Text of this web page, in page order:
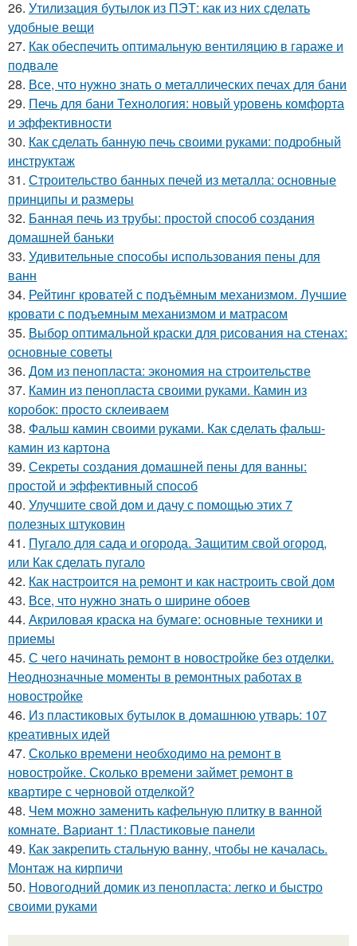
26. Утилизация бутылок из ПЭТ: как из них сделать
удобные вещи
27. Как обеспечить оптимальную вентиляцию в гараже и
подвале
28. Все, что нужно знать о металлических печах для бани
29. Печь для бани Технология: новый уровень комфорта
и эффективности
30. Как сделать банную печь своими руками: подробный
инструктаж
31. Строительство банных печей из металла: основные
принципы и размеры
32. Банная печь из трубы: простой способ создания
домашней баньки
33. Удивительные способы использования пены для
ванн
34. Рейтинг кроватей с подъёмным механизмом. Лучшие
кровати с подъемным механизмом и матрасом
35. Выбор оптимальной краски для рисования на стенах:
основные советы
36. Дом из пенопласта: экономия на строительстве
37. Камин из пенопласта своими руками. Камин из
коробок: просто склеиваем
38. Фальш камин своими руками. Как сделать фальш-
камин из картона
39. Секреты создания домашней пены для ванны:
простой и эффективный способ
40. Улучшите свой дом и дачу с помощью этих 7
полезных штуковин
41. Пугало для сада и огорода. Защитим свой огород,
или Как сделать пугало
42. Как настроится на ремонт и как настроить свой дом
43. Все, что нужно знать о ширине обоев
44. Акриловая краска на бумаге: основные техники и
приемы
45. С чего начинать ремонт в новостройке без отделки.
Неоднозначные моменты в ремонтных работах в
новостройке
46. Из пластиковых бутылок в домашнюю утварь: 107
креативных идей
47. Сколько времени необходимо на ремонт в
новостройке. Сколько времени займет ремонт в
квартире с черновой отделкой?
48. Чем можно заменить кафельную плитку в ванной
комнате. Вариант 1: Пластиковые панели
49. Как закрепить стальную ванну, чтобы не качалась.
Монтаж на кирпичи
50. Новогодний домик из пенопласта: легко и быстро
своими руками